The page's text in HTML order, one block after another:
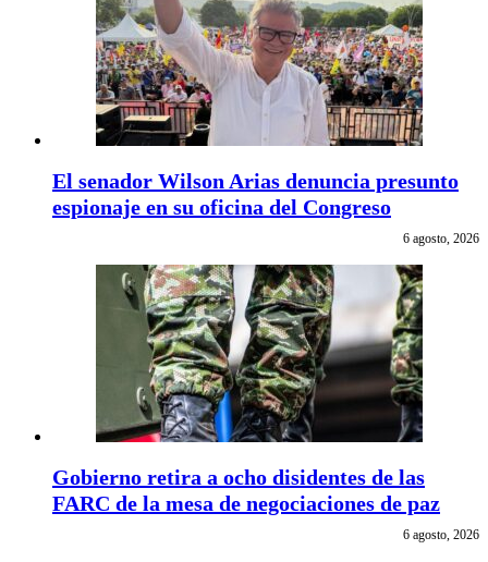
El senador Wilson Arias denuncia presunto
espionaje en su oficina del Congreso
6 agosto, 2026
Gobierno retira a ocho disidentes de las
FARC de la mesa de negociaciones de paz
6 agosto, 2026